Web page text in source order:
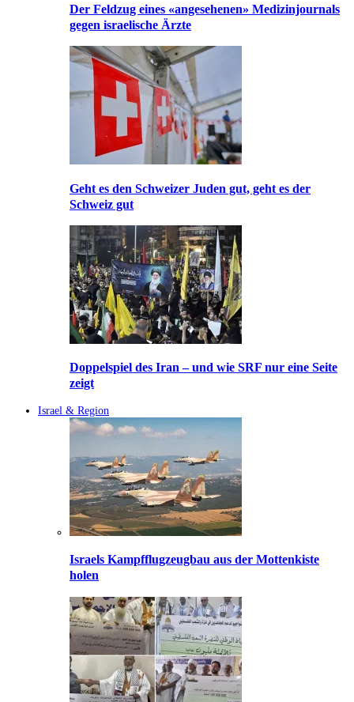
Der Feldzug eines «angesehenen» Medizinjournals
gegen israelische Ärzte
Geht es den Schweizer Juden gut, geht es der
Schweiz gut
Doppelspiel des Iran – und wie SRF nur eine Seite
zeigt
Israel & Region
Israels Kampfflugzeugbau aus der Mottenkiste
holen